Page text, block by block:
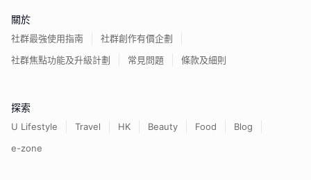
關於
社群最強使用指南
社群創作有價企劃
社群焦點功能及升級計劃
常見問題 條款及細則
探索
U Lifestyle Travel HK Beauty Food
Blog
e-zone